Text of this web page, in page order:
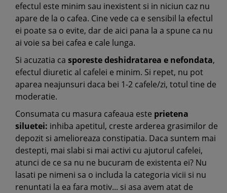
efectul este minim sau inexistent si in niciun caz nu
apare de la o cafea. Cine vede ca e sensibil la efectul
ei poate sa o evite, dar de aici pana la a spune ca nu
ai voie sa bei cafea e cale lunga.
Si acuzatia ca sporeste deshidratarea e nefondata,
efectul diuretic al cafelei e minim. Si repet, nu pot
aparea neajunsuri daca bei 1-2 cafele/zi, totul tine de
moderatie.
Consumata cu masura cafeaua este prietena
siluetei: inhiba apetitul, creste arderea grasimilor de
depozit si amelioreaza constipatia. Daca suntem mai
destepti, mai slabi si mai activi cu ajutorul cafelei,
atunci de ce sa nu ne bucuram de existenta ei? Nu
lasati pe nimeni sa o includa la categoria vicii si nu
renuntati la ea fara motiv... si asa avem atat de